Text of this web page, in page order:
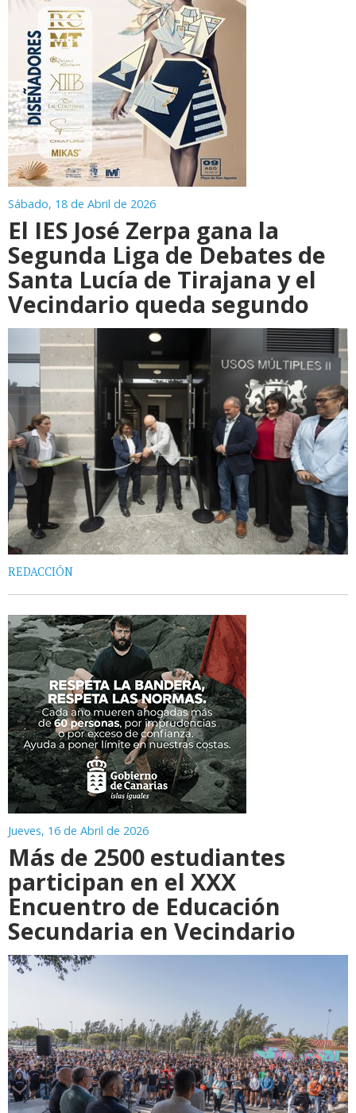
Sábado, 18 de Abril de 2026
El IES José Zerpa gana la
Segunda Liga de Debates de
Santa Lucía de Tirajana y el
Vecindario queda segundo
REDACCIÓN
Jueves, 16 de Abril de 2026
Más de 2500 estudiantes
participan en el XXX
Encuentro de Educación
Secundaria en Vecindario